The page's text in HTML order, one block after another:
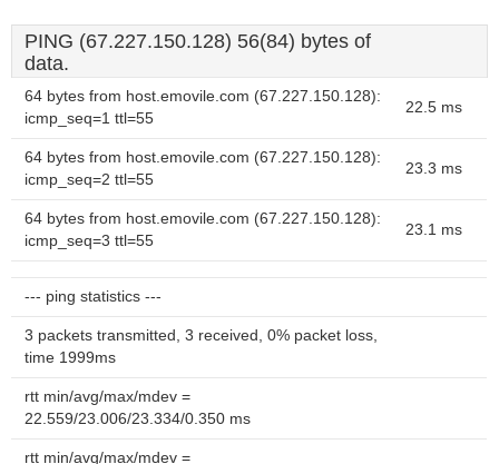
PING (67.227.150.128) 56(84) bytes of
data.
64 bytes from host.emovile.com (67.227.150.128):
icmp_seq=1 ttl=55
22.5 ms
64 bytes from host.emovile.com (67.227.150.128):
icmp_seq=2 ttl=55
23.3 ms
64 bytes from host.emovile.com (67.227.150.128):
icmp_seq=3 ttl=55
23.1 ms
--- ping statistics ---
3 packets transmitted, 3 received, 0% packet loss,
time 1999ms
rtt min/avg/max/mdev =
22.559/23.006/23.334/0.350 ms
rtt min/avg/max/mdev =